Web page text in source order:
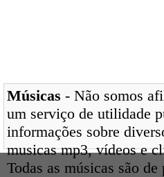
Músicas - Não somos
um serviço de utilidade
informações sobre
musicas mp3, vídeos e
Todas as músicas são